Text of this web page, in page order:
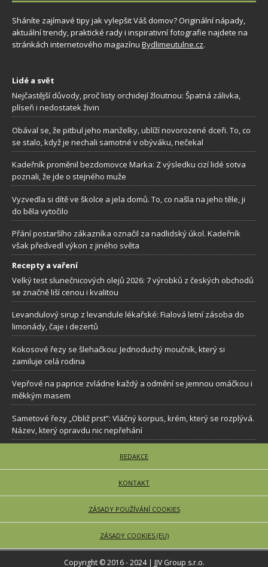
Sháníte zajímavé tipy jak vylepšit Váš domov? Originální nápady,
aktuální trendy, praktické rady i inspirativní fotografie najdete na
stránkách internetového magazínu Bydlimeutulne.cz.
Lidé a svět
Nejčastější důvody, proč listy orchidejí žloutnou: Špatná zálivka,
plíseň i nedostatek živin
Obával se, že pitbul jeho manželky, ublíží novorozené dceři. To, co
se stalo, když je nechali samotné v obýváku, nečekal
Kadeřník proměnil bezdomovce Marka: Z výsledku cizí lidé sotva
poznali, že jde o stejného muže
Vyzvedla si dítě ve školce a jela domů. To, co našla na jeho těle, ji
do běla vytočilo
Přání postaršího zákazníka označil za nadlidský úkol. Kadeřník
však předvedl výkon z jiného světa
Recepty a vaření
Velký test slunečnicových olejů 2026: 7 výrobků z českých obchodů
se značně liší cenou i kvalitou
Levandulový sirup z levandule lékařské: Fialová letní zásoba do
limonády, čaje i dezertů
Kokosové řezy se šlehačkou: Jednoduchý moučník, který si
zamiluje celá rodina
Vepřové na paprice zvládne každý a odmění se jemnou omáčkou i
měkkým masem
Sametové řezy „Obliž prst”: Vláčný korpus, krém, který se rozplývá.
Název, který opravdu nic nepřehání
REDAKCE
KONTAKT
ZÁSADY POUŽÍVÁNÍ COOKIES
ZÁSADY COOKIES (EU)
Copyright © 2016 - 2024 | JJV Group s.r.o.